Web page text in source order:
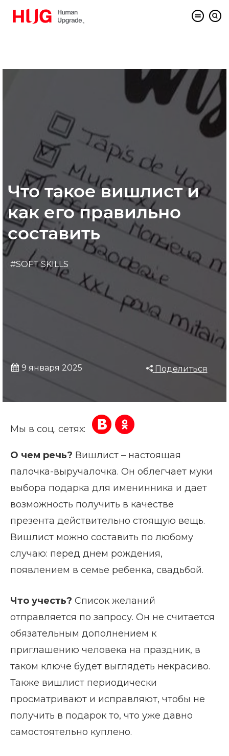
Что такое вишлист и
как его правильно
составить
#SOFT SKILLS
9 января 2025 Поделиться
Мы в соц. сетях:
О чем речь? Вишлист – настоящая
палочка-выручалочка. Он облегчает муки
выбора подарка для именинника и дает
возможность получить в качестве
презента действительно стоящую вещь.
Вишлист можно составить по любому
случаю: перед днем рождения,
появлением в семье ребенка, свадьбой.
Что учесть? Список желаний
отправляется по запросу. Он не считается
обязательным дополнением к
приглашению человека на праздник, в
таком ключе будет выглядеть некрасиво.
Также вишлист периодически
просматривают и исправляют, чтобы не
получить в подарок то, что уже давно
самостоятельно куплено.